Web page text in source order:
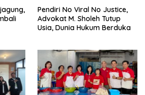
Pendiri No Viral No Justice,
Advokat M. Sholeh Tutup
Usia, Dunia Hukum Berduka